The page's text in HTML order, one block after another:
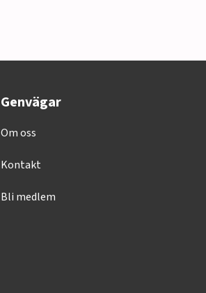
Genvägar
Om oss
Kontakt
Bli medlem